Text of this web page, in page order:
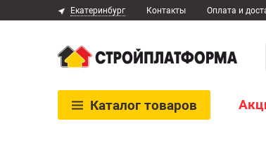
Екатеринбург Контакты Оплата и
Каталог товаров